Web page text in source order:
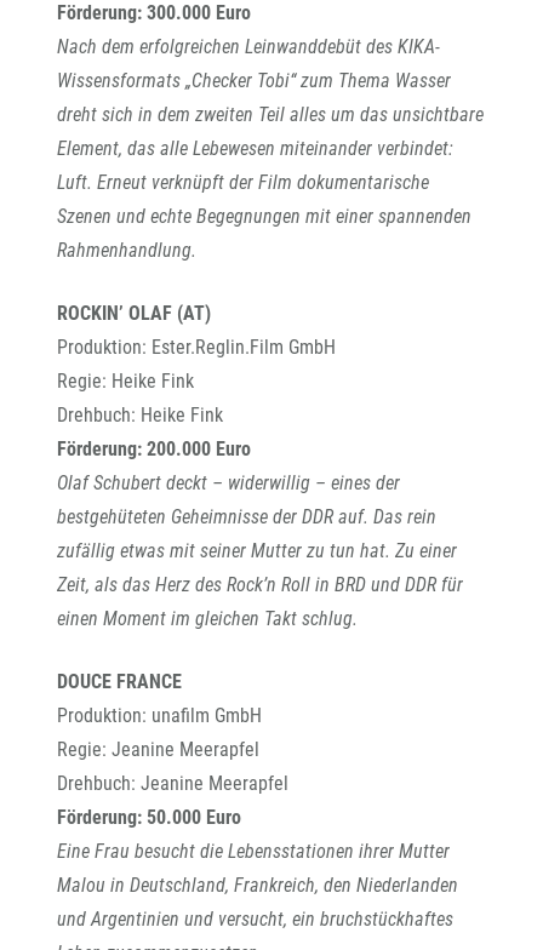
Förderung: 300.000 Euro
Nach dem erfolgreichen Leinwanddebüt des KIKA-
Wissensformats „Checker Tobi“ zum Thema Wasser
dreht sich in dem zweiten Teil alles um das unsichtbare
Element, das alle Lebewesen miteinander verbindet:
Luft. Erneut verknüpft der Film dokumentarische
Szenen und echte Begegnungen mit einer spannenden
Rahmenhandlung.
ROCKIN’ OLAF (AT)
Produktion: Ester.Reglin.Film GmbH
Regie: Heike Fink
Drehbuch: Heike Fink
Förderung: 200.000 Euro
Olaf Schubert deckt – widerwillig – eines der
bestgehüteten Geheimnisse der DDR auf. Das rein
zufällig etwas mit seiner Mutter zu tun hat. Zu einer
Zeit, als das Herz des Rock’n Roll in BRD und DDR für
einen Moment im gleichen Takt schlug.
DOUCE FRANCE
Produktion: unafilm GmbH
Regie: Jeanine Meerapfel
Drehbuch: Jeanine Meerapfel
Förderung: 50.000 Euro
Eine Frau besucht die Lebensstationen ihrer Mutter
Malou in Deutschland, Frankreich, den Niederlanden
und Argentinien und versucht, ein bruchstückhaftes